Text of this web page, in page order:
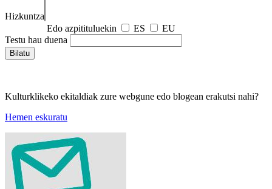
Hizkuntza
Edo azpitituluekin
ES
EU
Testu hau duena
Kulturklikeko ekitaldiak zure webgune edo blogean erakutsi nahi?
Hemen eskuratu